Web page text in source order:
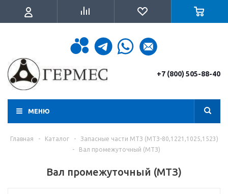
+7 (800) 505-88-40
МЕНЮ
Главная - Каталог -
Запасные части МТЗ (МТЗ-80,1221,1025,1523)
-
Вал промежуточный (МТЗ)
Вал промежуточный (МТЗ)